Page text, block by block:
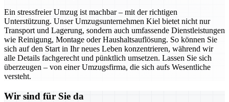
Ein stressfreier Umzug ist machbar – mit der richtigen
Unterstützung. Unser Umzugsunternehmen Kiel bietet nicht nur
Transport und Lagerung, sondern auch umfassende Dienstleistungen
wie Reinigung, Montage oder Haushaltsauflösung. So können Sie
sich auf den Start in Ihr neues Leben konzentrieren, während wir
alle Details fachgerecht und pünktlich umsetzen. Lassen Sie sich
überzeugen – von einer Umzugsfirma, die sich aufs Wesentliche
versteht.
Wir sind für Sie da